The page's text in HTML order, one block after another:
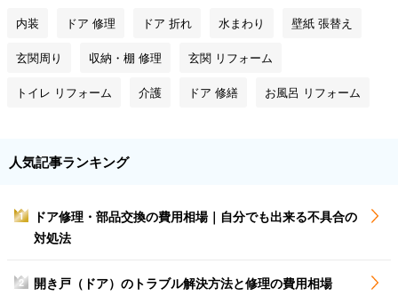
内装 ドア 修理 ドア 折れ 水まわり 壁紙 張替え
玄関周り 収納・棚 修理 玄関 リフォーム
トイレ リフォーム 介護 ドア 修繕 お風呂 リフォーム
人気記事ランキング
1
ドア修理・部品交換の費用相場｜自分でも出来る不具合の
対処法
2 開き戸（ドア）のトラブル解決方法と修理の費用相場